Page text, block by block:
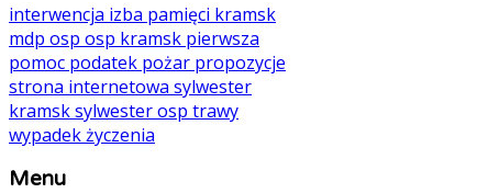
interwencja izba pamięci kramsk
mdp osp osp kramsk pierwsza
pomoc podatek pożar propozycje
strona internetowa sylwester
kramsksylwester osp trawy
wypadekżyczenia
Menu